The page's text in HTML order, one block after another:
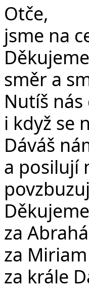
Otče,
jsme na
směr a
Nutíš
i když se
Dáváš
a posilují
za
za
za krále